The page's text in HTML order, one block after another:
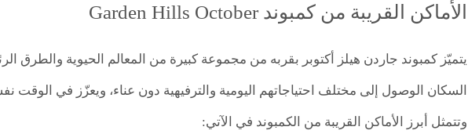
الأماكن القريبة من كمبوند Garden Hills October
يتميّز كمبوند جاردن هيلز أكتوبر بقربه من مجموعة كبيرة من المعالم الحيوية والطرق
السكان الوصول إلى مختلف احتياجاتهم اليومية والترفيهية دون عناء، ويعزّز في الوقت
وتتمثل أبرز الأماكن القريبة من الكمبوند في الآتي: